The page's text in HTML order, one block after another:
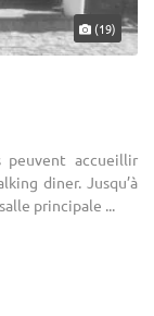
(19)
peuvent accueillir
diner. Jusqu’à
principale ...